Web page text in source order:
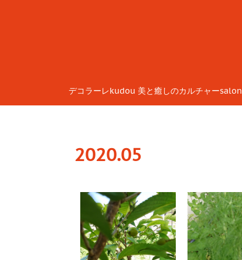
デコラーレkudou 美と癒しのカルチャーsalon
2020.05